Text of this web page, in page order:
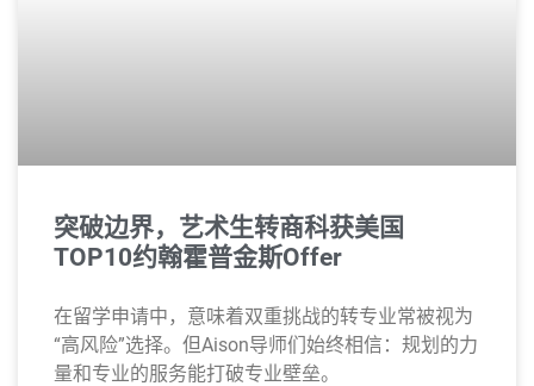
突破边界，艺术生转商科获美国
TOP10约翰霍普金斯Offer
在留学申请中，意味着双重挑战的转专业常被视为
“高风险”选择。但Aison导师们始终相信：规划的力
量和专业的服务能打破专业壁垒。